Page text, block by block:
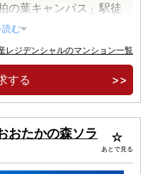
の葉キャンパス」駅徒
エリア最高層免震タワ
によるミクストユース
む
レジデンシャルのマンション一覧
する
おたかの森ソラ
あとで見る